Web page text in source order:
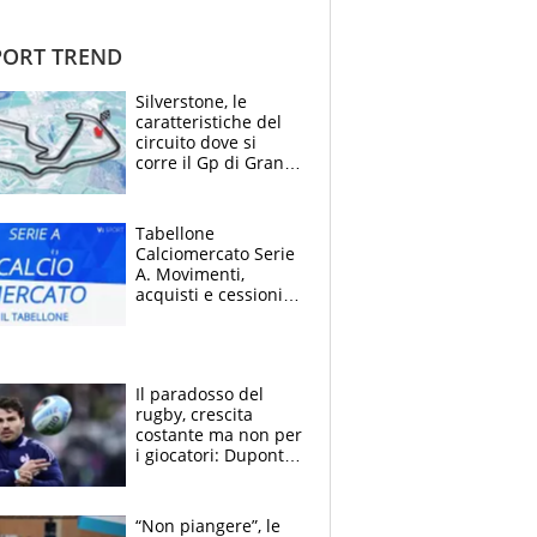
TREND
Silverstone, le
caratteristiche del
circuito dove si
corre il Gp di Gran
Tabellone
Calciomercato Serie
A. Movimenti,
acquisti e cessioni:
Il paradosso del
rugby, crescita
costante ma non per
i giocatori: Dupont
solo 1,4 milioni
“Non piangere”, le